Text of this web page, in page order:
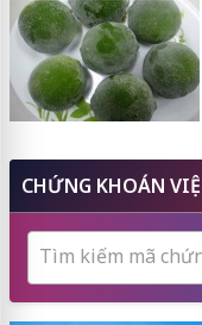
CHỨNG KHOÁN
Tìm kiếm mã